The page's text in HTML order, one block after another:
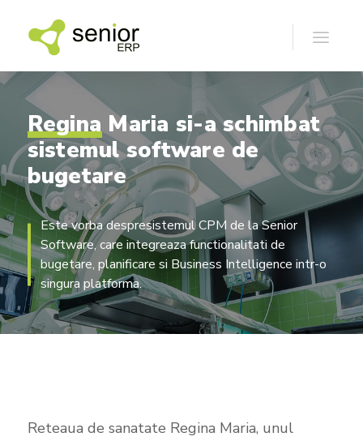
Regina Maria si-a schimbat
sistemul software de
bugetare
Este vorba despresistemul CPM de la Senior
Software, care integreaza functionalitati de
bugetare, planificare si Business Intelligence intr-o
singura platforma.
Reteaua de sanatate Regina Maria, unul